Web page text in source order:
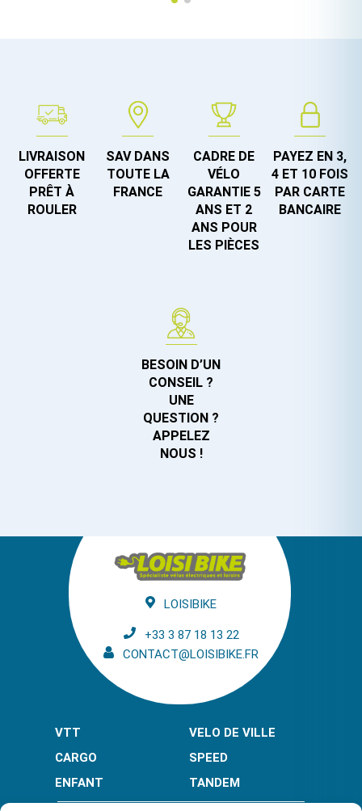
LIVRAISON
OFFERTE
PRÊT À
ROULER
SAV DANS
TOUTE LA
FRANCE
CADRE DE
VÉLO
GARANTIE 5
ANS ET 2
ANS POUR
LES PIÈCES
PAYEZ EN 3,
4 ET 10 FOIS
PAR CARTE
BANCAIRE
BESOIN D’UN
CONSEIL ?
UNE
QUESTION ?
APPELEZ
NOUS !
LOISIBIKE
+33 3 87 18 13 22
CONTACT@LOISIBIKE.FR
VTT
VELO DE VILLE
CARGO
SPEED
ENFANT
TANDEM